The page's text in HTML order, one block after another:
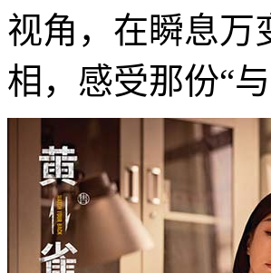
视角，在瞬息万
相，感受那份“